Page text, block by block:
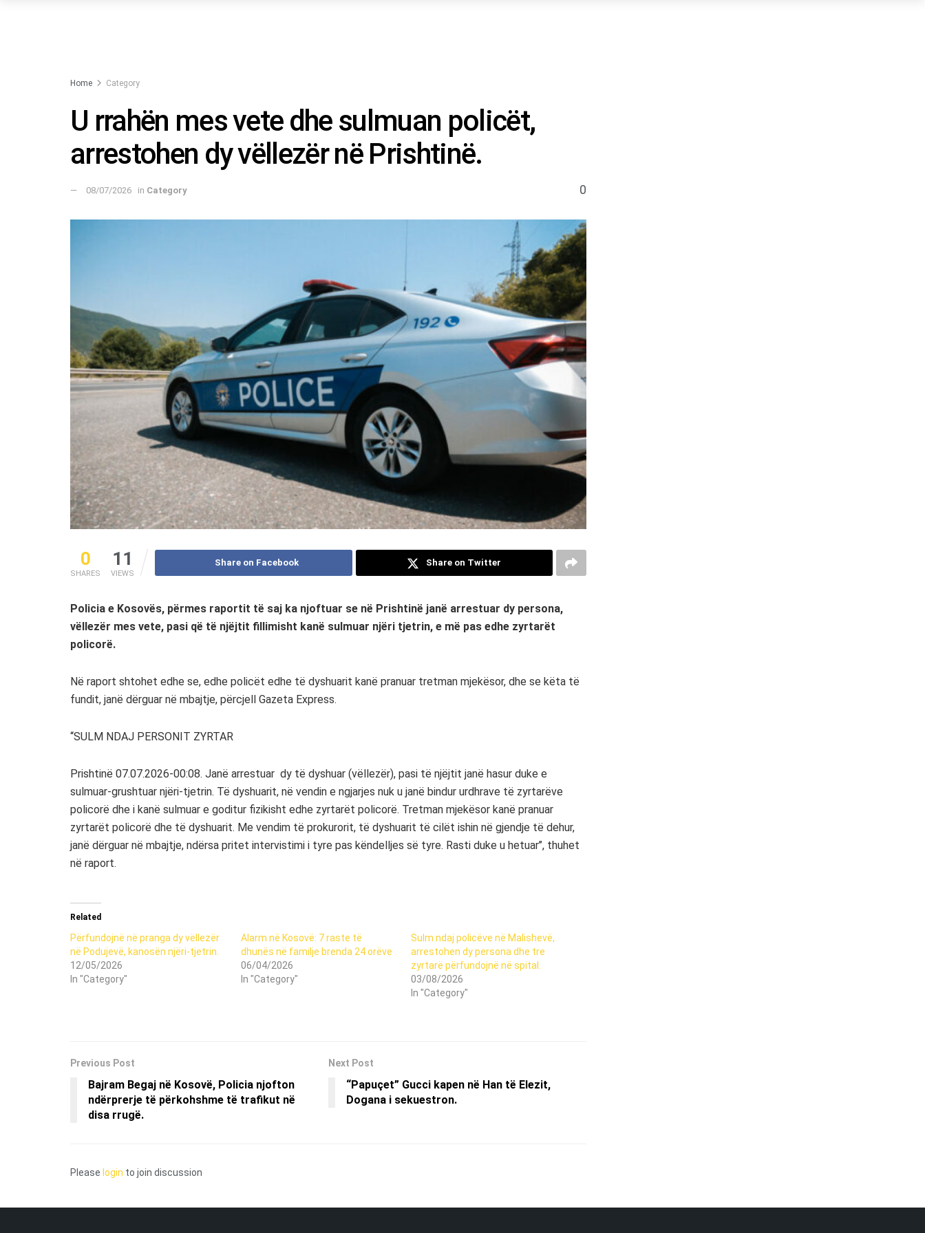
Home Category
U rrahën mes vete dhe sulmuan policët,
arrestohen dy vëllezër në Prishtinë.
08/07/2026 in Category 0
0
SHARES
11
VIEWS
Share on Facebook Share on Twitter
Policia e Kosovës, përmes raportit të saj ka njoftuar se në Prishtinë janë arrestuar dy persona,
vëllezër mes vete, pasi që të njëjtit fillimisht kanë sulmuar njëri tjetrin, e më pas edhe zyrtarët
policorë.
Në raport shtohet edhe se, edhe policët edhe të dyshuarit kanë pranuar tretman mjekësor, dhe se këta të
fundit, janë dërguar në mbajtje, përcjell Gazeta Express.
‘‘SULM NDAJ PERSONIT ZYRTAR
Prishtinë 07.07.2026-00:08. Janë arrestuar dy të dyshuar (vëllezër), pasi të njëjtit janë hasur duke e
sulmuar-grushtuar njëri-tjetrin. Të dyshuarit, në vendin e ngjarjes nuk u janë bindur urdhrave të zyrtarëve
policorë dhe i kanë sulmuar e goditur fizikisht edhe zyrtarët policorë. Tretman mjekësor kanë pranuar
zyrtarët policorë dhe të dyshuarit. Me vendim të prokurorit, të dyshuarit të cilët ishin në gjendje të dehur,
janë dërguar në mbajtje, ndërsa pritet intervistimi i tyre pas këndelljes së tyre. Rasti duke u hetuar’’, thuhet
në raport.
Related
Përfundojnë në pranga dy vëllezër
në Podujevë, kanosën njëri-tjetrin.
12/05/2026
In "Category"
Alarm në Kosovë: 7 raste të
dhunës në familje brenda 24 orëve
06/04/2026
In "Category"
Sulm ndaj policëve në Malishevë,
arrestohen dy persona dhe tre
zyrtarë përfundojnë në spital.
03/08/2026
In "Category"
Previous Post
Bajram Begaj në Kosovë, Policia njofton
ndërprerje të përkohshme të trafikut në
disa rrugë.
Next Post
“Papuçet” Gucci kapen në Han të Elezit,
Dogana i sekuestron.
Please login to join discussion